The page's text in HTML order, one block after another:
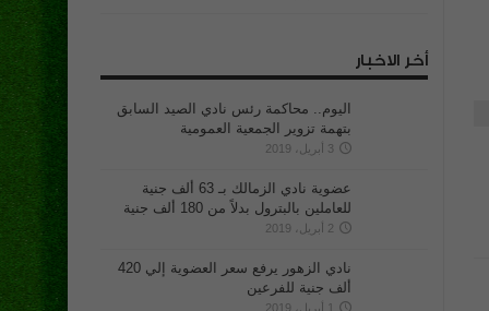
أخر الاخبار
اليوم.. محاكمة رئس نادي الصيد السابق
بتهمة تزوير الجمعية العمومية
3 أبريل، 2019
عضوية نادي الزمالك بـ 63 ألف جنية
للعاملين بالبترول بدلاً من 180 ألف جنية
2 أبريل، 2019
نادي الزهور يرفع سعر العضوية إلي 420
ألف جنية للفرعين
1 أبريل، 2019